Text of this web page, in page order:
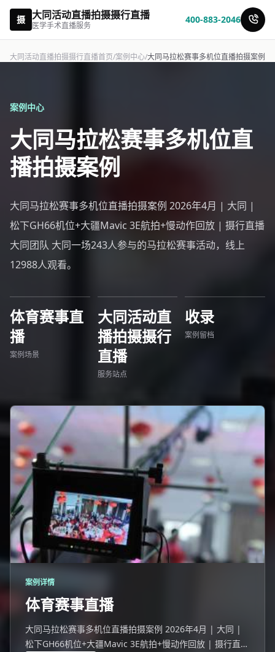
摄 大同活动直播拍摄摄行直播
医学手术直播服务
400-883-2046
大同活动直播拍摄摄行直播首页/案例中心/大同马拉松赛事多机位直播拍摄案例
案例中心
大同马拉松赛事多机位直
播拍摄案例
大同马拉松赛事多机位直播拍摄案例 2026年4月 | 大同 |
松下GH66机位+大疆Mavic 3E航拍+慢动作回放 | 摄行直播
大同团队 大同一场243人参与的马拉松赛事活动，线上
12988人观看。
体育赛事直
播
案例场景
大同活动直
播拍摄摄行
直播
服务站点
收录
案例留档
案例详情
体育赛事直播
大同马拉松赛事多机位直播拍摄案例 2026年4月 | 大同 |
松下GH66机位+大疆Mavic 3E航拍+慢动作回放 | 摄行直播